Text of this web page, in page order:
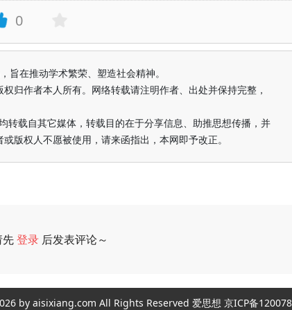
0
在推动学术繁荣、塑造社会精神。
归作者本人所有。网络转载请注明作者、出处并保持完整，
转载自其它媒体，转载目的在于分享信息、助推思想传播，并
版权人不愿被使用，请来函指出，本网即予改正。
先登录 后发表评论～
by aisixiang.com All Rights Reserved 爱思想 京ICP备